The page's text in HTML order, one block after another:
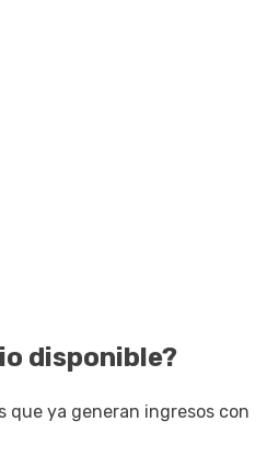
disponible?
que ya generan ingresos con